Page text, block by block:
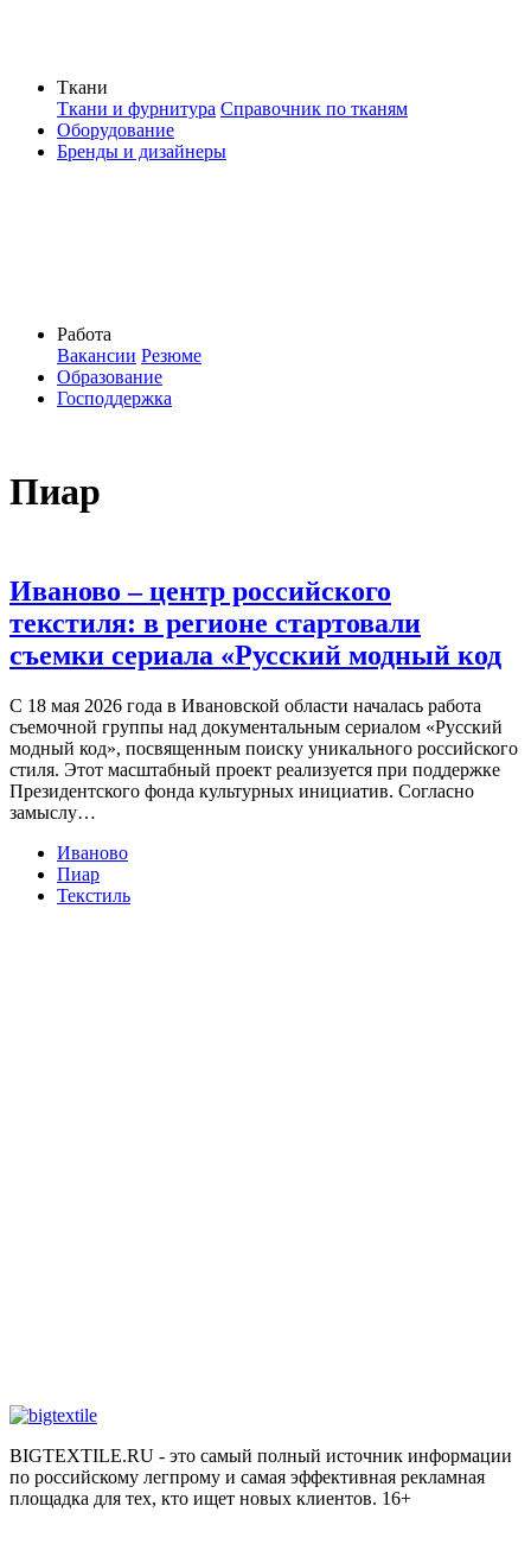
Ткани
Ткани и фурнитура Справочник по тканям
Оборудование
Бренды и дизайнеры
Работа
Вакансии Резюме
Образование
Господдержка
Пиар
Иваново – центр российского
текстиля: в регионе стартовали
съемки сериала «Русский модный код
С 18 мая 2026 года в Ивановской области началась работа
съемочной группы над документальным сериалом «Русский
модный код», посвященным поиску уникального российского
стиля. Этот масштабный проект реализуется при поддержке
Президентского фонда культурных инициатив. Согласно
замыслу…
Иваново
Пиар
Текстиль
BIGTEXTILE.RU - это самый полный источник информации
по российскому легпрому и самая эффективная рекламная
площадка для тех, кто ищет новых клиентов. 16+